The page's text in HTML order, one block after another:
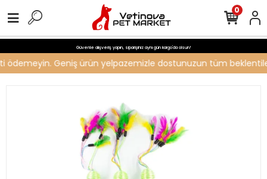
Güvenle alışveriş yapın, siparişiniz aynı gün kargo'da olsun!
Geniş ürün yelpazemizle dostunuzun tüm
0